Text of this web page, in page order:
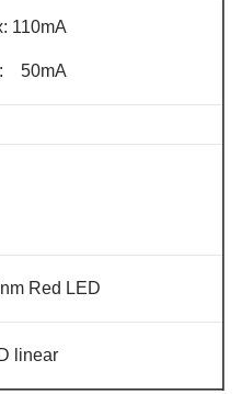
110mA
50mA
Red LED
linear